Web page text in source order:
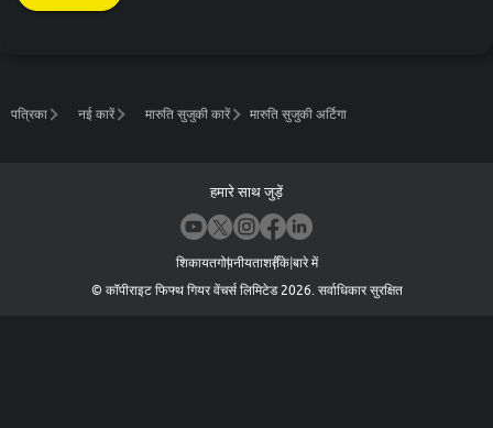
पत्रिका नई कारें मारुति सुजुकी कारें मारुति सुजुकी अर्टिगा
हमारे साथ जुड़ें
शिकायतगोपनीयताशर्तेंके बारे में
© कॉपीराइट फिफ्थ गियर वेंचर्स लिमिटेड 2026 सर्वाधिकार सुरक्षित